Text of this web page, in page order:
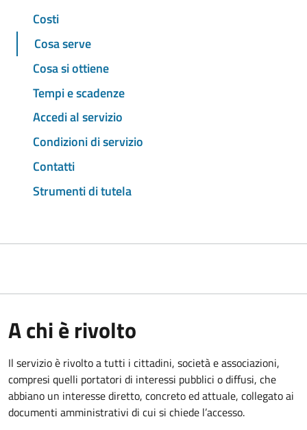
Costi
Cosa serve
Cosa si ottiene
Tempi e scadenze
Accedi al servizio
Condizioni di servizio
Contatti
Strumenti di tutela
A chi è rivolto
Il servizio è rivolto a tutti i cittadini, società e associazioni,
compresi quelli portatori di interessi pubblici o diffusi, che
abbiano un interesse diretto, concreto ed attuale, collegato ai
documenti amministrativi di cui si chiede l’accesso.